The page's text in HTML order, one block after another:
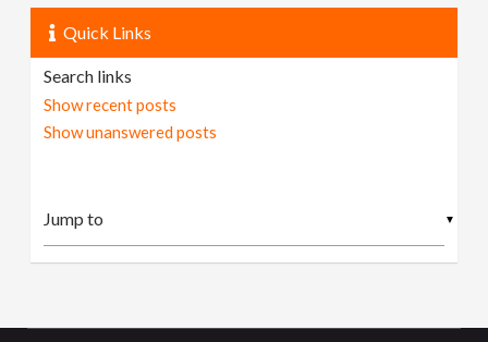
Quick Links
Search links
Show recent posts
Show unanswered posts
▼